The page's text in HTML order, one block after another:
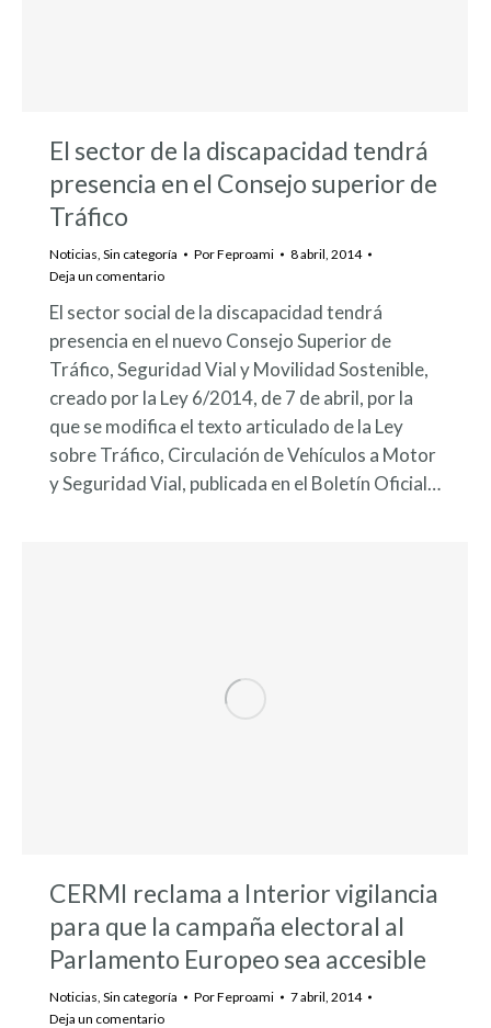
El sector de la discapacidad tendrá
presencia en el Consejo superior de
Tráfico
Noticias Sin categoría PorFeproami
8 abril, 2014
Deja un comentario
El sector social de la discapacidad tendrá
presencia en el nuevo Consejo Superior de
Tráfico, Seguridad Vial y Movilidad Sostenible,
creado por la Ley 6/2014, de 7 de abril, por la
que se modifica el texto articulado de la Ley
sobre Tráfico, Circulación de Vehículos a Motor
y Seguridad Vial, publicada en el Boletín Oficial…
CERMI reclama a Interior vigilancia
para que la campaña electoral al
Parlamento Europeo sea accesible
Noticias Sin categoría PorFeproami
7 abril, 2014
Deja un comentario